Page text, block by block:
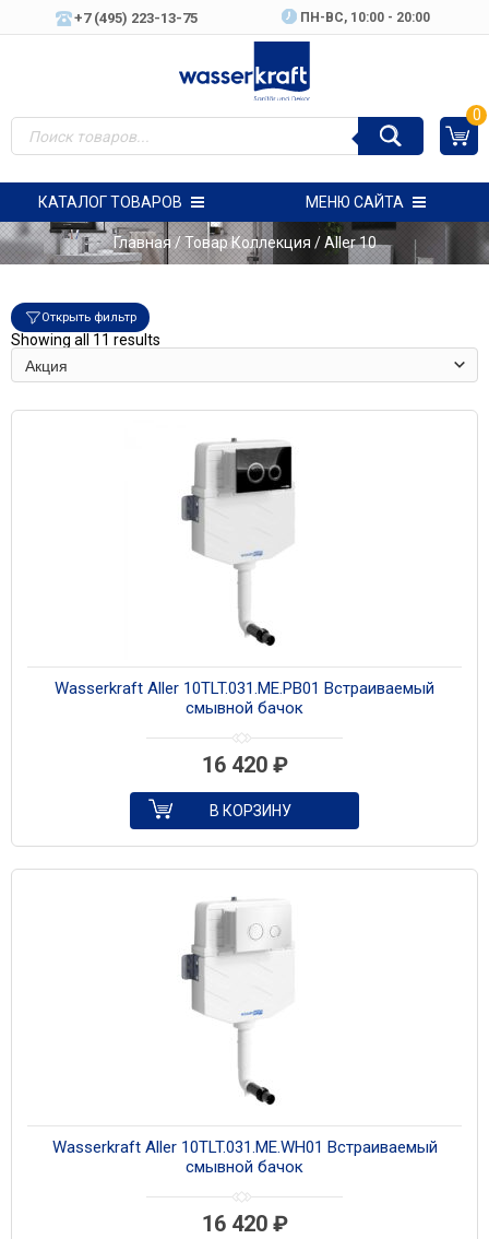
+7 (495) 223-13-75 ПН-ВC, 10:00 - 20:00
0
КАТАЛОГ ТОВАРОВ МЕНЮ САЙТА
Главная/ Товар Коллекция / Aller 10
Открыть фильтр
Showing all 11 results
Wasserkraft Aller 10TLT.031.ME.PB01 Встраиваемый
смывной бачок
16 420 ₽
В КОРЗИНУ
Wasserkraft Aller 10TLT.031.ME.WH01 Встраиваемый
смывной бачок
16 420 ₽